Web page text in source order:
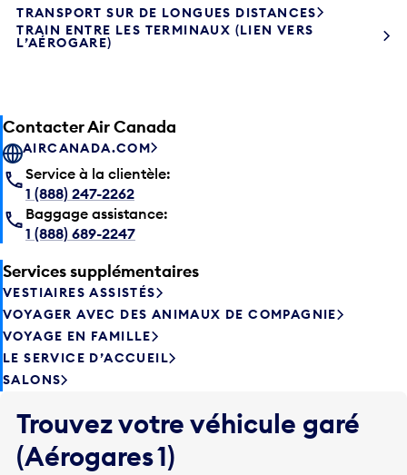
TRANSPORT SUR DE LONGUES DISTANCES
TRAIN ENTRE LES TERMINAUX (LIEN VERS
L’AÉROGARE)
Contacter Air Canada
AIRCANADA.COM
Service à la clientèle:
1 (888) 247-2262
Baggage assistance:
1 (888) 689-2247
Services supplémentaires
VESTIAIRES ASSISTÉS
VOYAGER AVEC DES ANIMAUX DE COMPAGNIE
VOYAGE EN FAMILLE
LE SERVICE D’ACCUEIL
SALONS
Trouvez votre véhicule garé
(Aérogares 1)